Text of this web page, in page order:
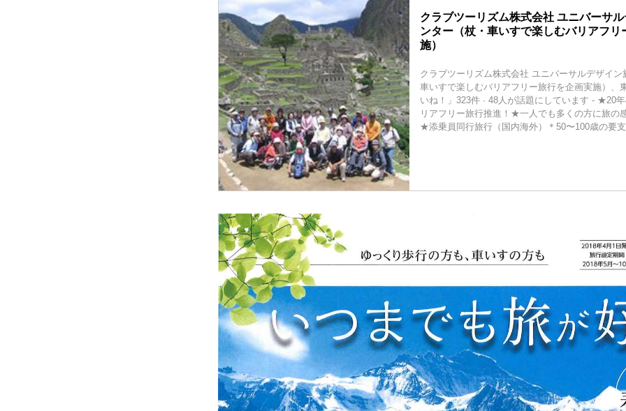
クラブツーリズム株式会社 ユニバーサ
ンター（杖・車いすで楽しむバリアフリ
施）
クラブツーリズム株式会社 ユニバーサルデザイン
車いすで楽しむバリアフリー旅行を企画実施）、
いね！」323件 · 48人が話題にしています - ★20
リアフリー旅行推進！★一人でも多くの方に旅の
★添乗員同行旅行（国内海外）＊50〜100歳の要